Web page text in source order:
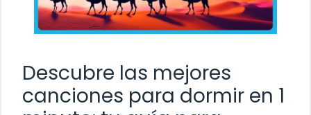
Descubre las mejores
canciones para dormir en 1